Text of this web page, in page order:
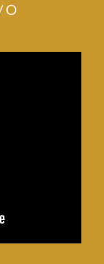
O